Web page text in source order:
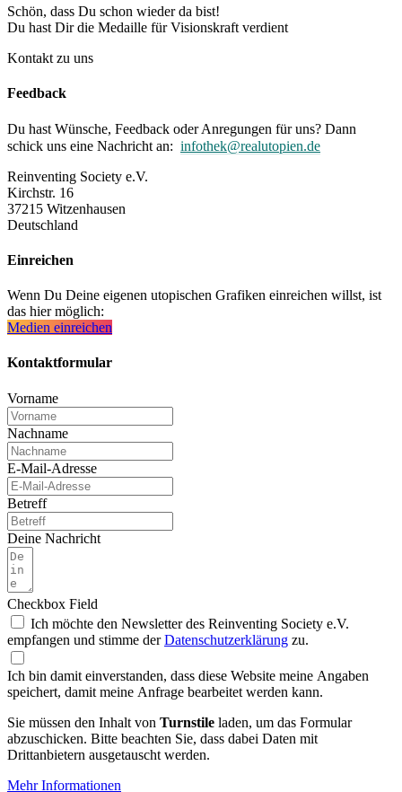
Schön, dass Du schon wieder da bist!
Du hast Dir die Medaille für Visionskraft verdient
Kontakt zu uns
Feedback
Du hast Wünsche, Feedback oder Anregungen für uns? Dann
schick uns eine Nachricht an: infothek@realutopien.de
Reinventing Society e.V.
Kirchstr. 16
37215 Witzenhausen
Deutschland
Einreichen
Wenn Du Deine eigenen utopischen Grafiken einreichen willst, ist
das hier möglich:
Medien einreichen
Kontaktformular
Vorname
Nachname
E-Mail-Adresse
Betreff
Deine Nachricht
Checkbox Field
Ich möchte den Newsletter des Reinventing Society e.V.
empfangen und stimme derDaten­schutz­erklärung zu.
Ich bin damit einverstanden, dass diese Website meine Angaben
speichert, damit meine Anfrage bearbeitet werden kann.
Sie müssen den Inhalt von Turnstile laden, um das Formular
abzuschicken. Bitte beachten Sie, dass dabei Daten mit
Drittanbietern ausgetauscht werden.
Mehr Informationen